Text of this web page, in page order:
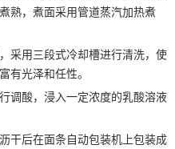
熟，煮面采用管道蒸汽加热煮
采用三段式冷却槽进行清洗，使
有光泽和任性。
调酸，浸入一定浓度的乳酸溶液
干后在面条自动包装机上包装成